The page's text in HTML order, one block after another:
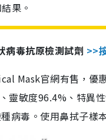
果。
病毒抗原檢測試劑 >>
Mask官網有售，優
靈敏度96.4%、特異
病毒。使用鼻拭子樣